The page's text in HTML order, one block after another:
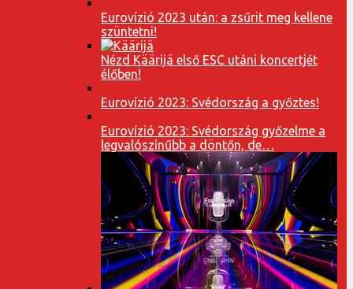
Eurovízió 2023 után: a zsűrit meg kellene
szüntetni!
Nézd Käärijä első ESC utáni koncertjét
élőben!
Eurovízió 2023: Svédország a győztes!
Eurovízió 2023: Svédország győzelme a
legvalószínűbb a döntőn, de…